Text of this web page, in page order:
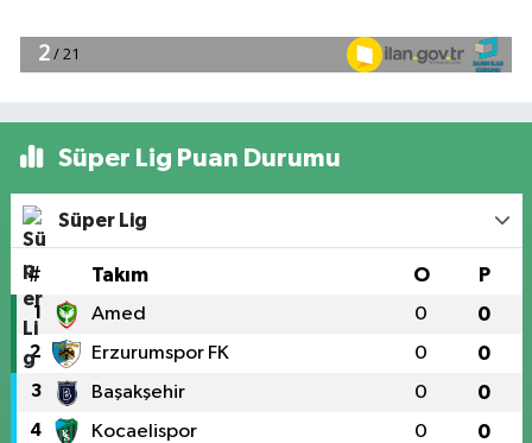
Süper Lig Puan Durumu
Süper Lig
# Takım O P
1 Amed 0 0
2 Erzurumspor FK 0 0
3 Başakşehir 0 0
4 Kocaelispor 0 0